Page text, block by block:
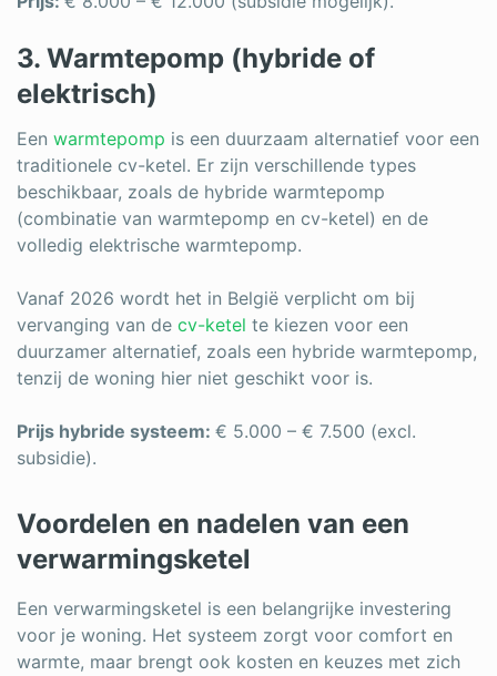
3. Warmtepomp (hybride of
elektrisch)
Een warmtepomp is een duurzaam alternatief voor een
traditionele cv-ketel. Er zijn verschillende types
beschikbaar, zoals de hybride warmtepomp
(combinatie van warmtepomp en cv-ketel) en de
volledig elektrische warmtepomp.
Vanaf 2026 wordt het in België verplicht om bij
vervanging van de cv-ketel te kiezen voor een
duurzamer alternatief, zoals een hybride warmtepomp,
tenzij de woning hier niet geschikt voor is.
Prijs hybride systeem: € 5.000 – € 7.500 (excl.
subsidie).
Voordelen en nadelen van een
verwarmingsketel
Een verwarmingsketel is een belangrijke investering
voor je woning. Het systeem zorgt voor comfort en
warmte, maar brengt ook kosten en keuzes met zich